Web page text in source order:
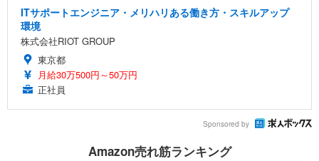
ITサポートエンジニア・メリハリある働き方・スキルアップ
環境
株式会社RIOT GROUP
東京都
月給30万500円～50万円
正社員
Sponsored by
Amazon売れ筋ランキング